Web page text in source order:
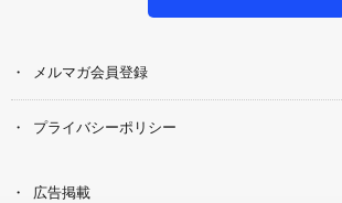
メルマガ会員登録
プライバシーポリシー
広告掲載